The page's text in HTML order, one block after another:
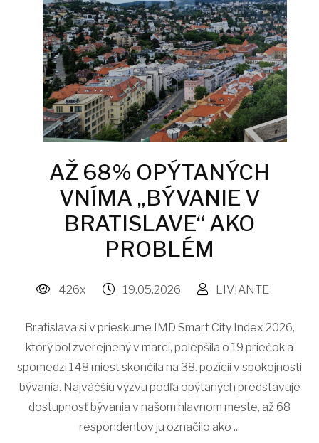
AŽ 68% OPÝTANÝCH
VNÍMA „BÝVANIE V
BRATISLAVE“ AKO
PROBLÉM
426x 19.05.2026 LIVIANTE
Bratislava si v prieskume IMD Smart City Index 2026,
ktorý bol zverejnený v marci, polepšila o 19 priečok a
spomedzi 148 miest skončila na 38. pozícii v spokojnosti
bývania. Najväčšiu výzvu podľa opýtaných predstavuje
dostupnosť bývania v našom hlavnom meste, až 68
respondentov ju označilo ako ...